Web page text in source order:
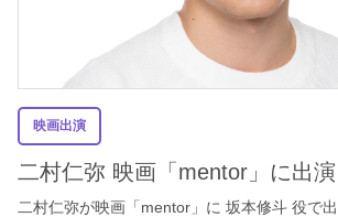
映画出演
二村仁弥 映画「mentor」に出演
二村仁弥が映画「mentor」に 坂本修斗 役で